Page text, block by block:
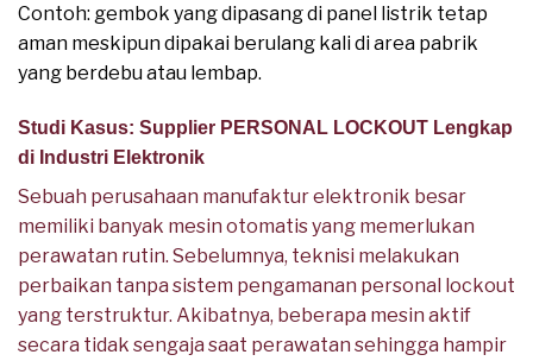
Contoh: gembok yang dipasang di panel listrik tetap
aman meskipun dipakai berulang kali di area pabrik
yang berdebu atau lembap.
Studi Kasus: Supplier PERSONAL LOCKOUT Lengkap
di Industri Elektronik
Sebuah perusahaan manufaktur elektronik besar
memiliki banyak mesin otomatis yang memerlukan
perawatan rutin. Sebelumnya, teknisi melakukan
perbaikan tanpa sistem pengamanan personal lockout
yang terstruktur. Akibatnya, beberapa mesin aktif
secara tidak sengaja saat perawatan sehingga hampir